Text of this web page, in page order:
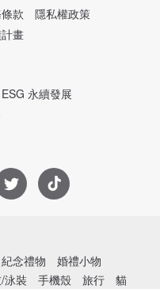
款
隱私權政策
畫
ESG 永續發展
紀念禮物
婚禮小物
泳裝 手機殼 旅行 貓